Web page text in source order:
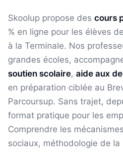
Skoolup propose des cours
% en ligne pour les élèves
à la Terminale. Nos
grandes écoles,
soutien scolaire, aide aux
en préparation ciblée au
Parcoursup. Sans trajet,
format pratique pour les
Comprendre les
sociaux, méthodologie de